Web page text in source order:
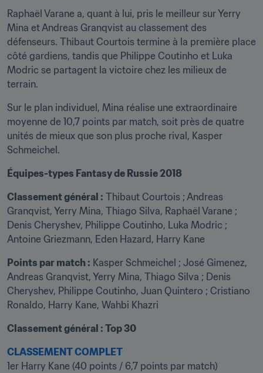
Raphaël Varane a, quant à lui, pris le meilleur sur Yerry
Mina et Andreas Granqvist au classement des
défenseurs. Thibaut Courtois termine à la première place
côté gardiens, tandis que Philippe Coutinho et Luka
Modric se partagent la victoire chez les milieux de
terrain.
Sur le plan individuel, Mina réalise une extraordinaire
moyenne de 10,7 points par match, soit près de quatre
unités de mieux que son plus proche rival, Kasper
Schmeichel.
Équipes-types Fantasy de Russie 2018
Classement général : Thibaut Courtois ; Andreas
Granqvist, Yerry Mina, Thiago Silva, Raphaël Varane ;
Denis Cheryshev, Philippe Coutinho, Luka Modric ;
Antoine Griezmann, Eden Hazard, Harry Kane
Points par match : Kasper Schmeichel ; José Gimenez,
Andreas Granqvist, Yerry Mina, Thiago Silva ; Denis
Cheryshev, Philippe Coutinho, Juan Quintero ; Cristiano
Ronaldo, Harry Kane, Wahbi Khazri
Classement général : Top 30
CLASSEMENT COMPLET
1er Harry Kane (40 points / 6,7 points par match)